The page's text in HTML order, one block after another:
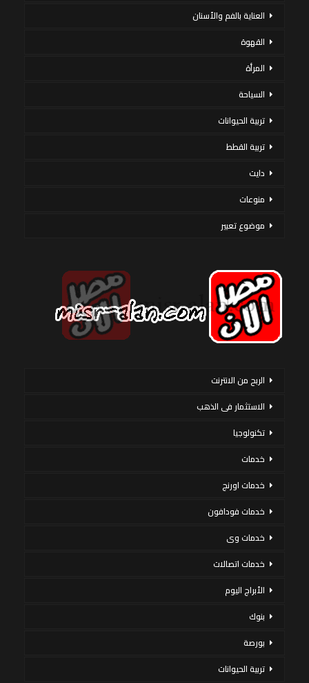
العناية بالفم والأسنان
القهوة
المرأة
السياحة
تربية الحيوانات
تربية القطط
دايت
منوعات
موضوع تعبير
الربح من الانترنت
الاستثمار فى الذهب
تكنولوجيا
خدمات
خدمات اورنج
خدمات فودافون
خدمات وى
خدمات اتصالات
الأبراج اليوم
بنوك
بورصة
تربية الحيوانات